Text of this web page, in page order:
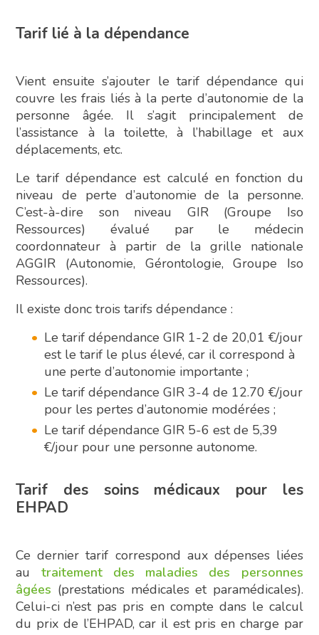
Tarif lié à la dépendance
Vient ensuite s’ajouter le tarif dépendance qui
couvre les frais liés à la perte d’autonomie de la
personne âgée. Il s’agit principalement de
l’assistance à la toilette, à l’habillage et aux
déplacements, etc.
Le tarif dépendance est calculé en fonction du
niveau de perte d’autonomie de la personne.
C’est-à-dire son niveau GIR (Groupe Iso
Ressources) évalué par le médecin
coordonnateur à partir de la grille nationale
AGGIR (Autonomie, Gérontologie, Groupe Iso
Ressources).
Il existe donc trois tarifs dépendance :
Le tarif dépendance GIR 1-2 de 20,01 €/jour
est le tarif le plus élevé, car il correspond à
une perte d’autonomie importante ;
Le tarif dépendance GIR 3-4 de 12.70 €/jour
pour les pertes d’autonomie modérées ;
Le tarif dépendance GIR 5-6 est de 5,39
€/jour pour une personne autonome.
Tarif des soins médicaux pour les
EHPAD
Ce dernier tarif correspond aux dépenses liées
au traitement des maladies des personnes
âgées (prestations médicales et paramédicales).
Celui-ci n’est pas pris en compte dans le calcul
du prix de l’EHPAD, car il est pris en charge par